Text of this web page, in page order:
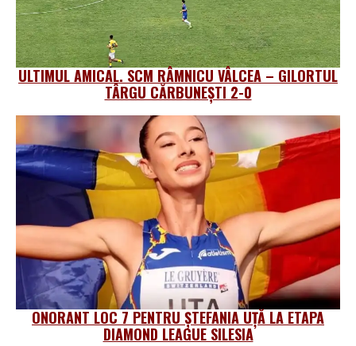
ULTIMUL AMICAL. SCM RÂMNICU VÂLCEA – GILORTUL
TÂRGU CĂRBUNEȘTI 2-0
ONORANT LOC 7 PENTRU ȘTEFANIA UȚĂ LA ETAPA
DIAMOND LEAGUE SILESIA